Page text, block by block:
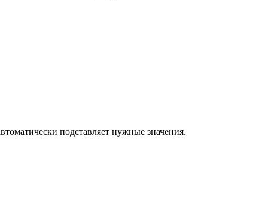
подставляет нужные значения.